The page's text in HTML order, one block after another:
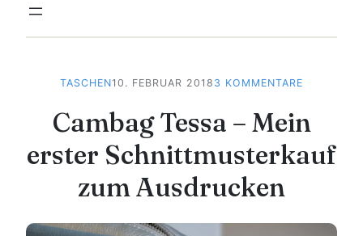
TASCHEN10. FEBRUAR 2018 3 KOMMENTAREZU
–
MEIN
ERSTER
Cambag Tessa – Mein
erster Schnittmusterkauf
zum Ausdrucken